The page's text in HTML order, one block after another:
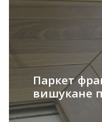
Паркет
вишукане